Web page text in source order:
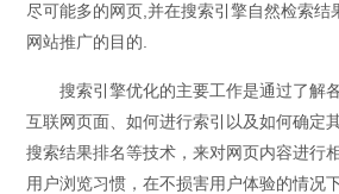
尽可能多的网页,并在搜索引擎自然检索结
网站推广的目的.
搜索引擎优化的主要工作是通过了解
互联网页面、如何进行索引以及如何确定
搜索结果排名等技术，来对网页内容进行
用户浏览习惯，在不损害用户体验的情况